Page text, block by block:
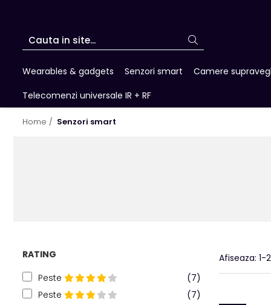
Wearables & gadgets Senzori smart Camere
Telecomenzi universale IR + RF
Home / Senzori smart
RATING
Peste
(7)
Peste
(7)
Afiseaza: 1-